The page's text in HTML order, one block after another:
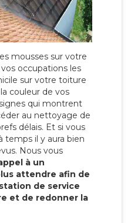
mousses sur votre
occupations les
sur votre toiture
couleur de vos
qui montrent
au nettoyage de
délais. Et si vous
temps il y aura bien
Nous vous
à un
attendre afin de
de service
et de redonner la